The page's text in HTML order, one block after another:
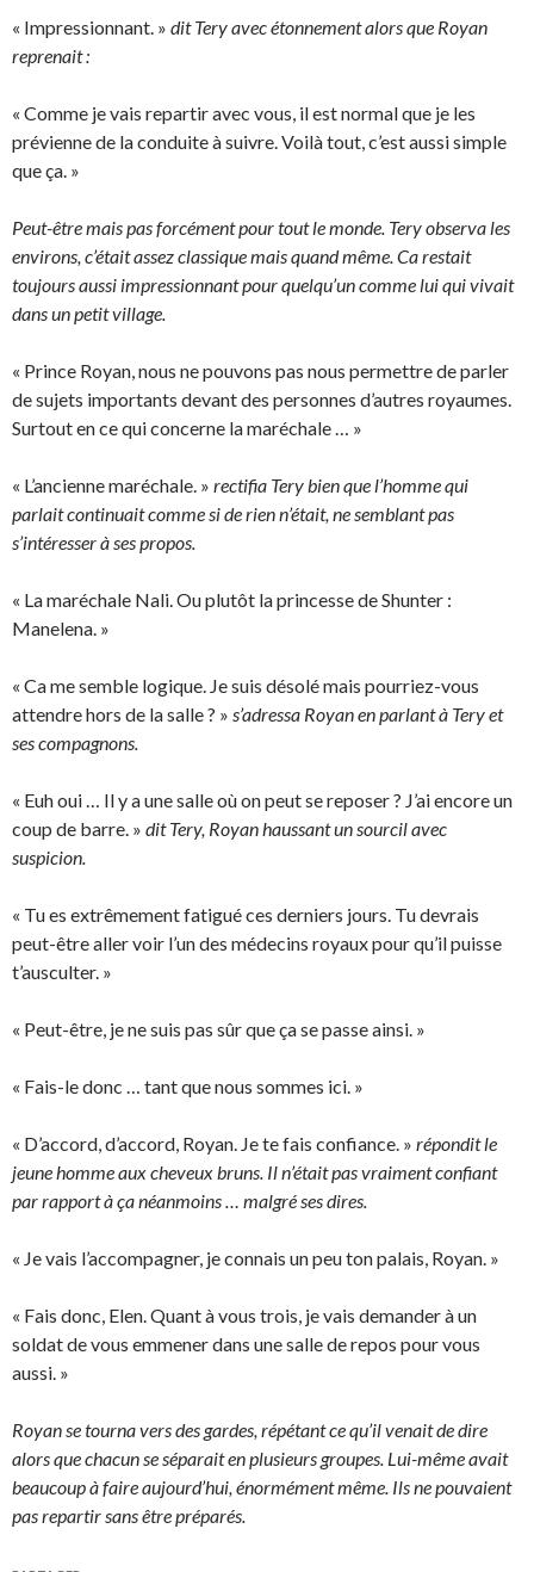
« Impressionnant. » dit Tery avec étonnement alors que Royan
reprenait :
« Comme je vais repartir avec vous, il est normal que je les
prévienne de la conduite à suivre. Voilà tout, c’est aussi simple
que ça. »
Peut-être mais pas forcément pour tout le monde. Tery observa les
environs, c’était assez classique mais quand même. Ca restait
toujours aussi impressionnant pour quelqu’un comme lui qui vivait
dans un petit village.
« Prince Royan, nous ne pouvons pas nous permettre de parler
de sujets importants devant des personnes d’autres royaumes.
Surtout en ce qui concerne la maréchale … »
« L’ancienne maréchale. » rectifia Tery bien que l’homme qui
parlait continuait comme si de rien n’était, ne semblant pas
s’intéresser à ses propos.
« La maréchale Nali. Ou plutôt la princesse de Shunter :
Manelena. »
« Ca me semble logique. Je suis désolé mais pourriez-vous
attendre hors de la salle ? » s’adressa Royan en parlant à Tery et
ses compagnons.
« Euh oui … Il y a une salle où on peut se reposer ? J’ai encore un
coup de barre. » dit Tery, Royan haussant un sourcil avec
suspicion.
« Tu es extrêmement fatigué ces derniers jours. Tu devrais
peut-être aller voir l’un des médecins royaux pour qu’il puisse
t’ausculter. »
« Peut-être, je ne suis pas sûr que ça se passe ainsi. »
« Fais-le donc … tant que nous sommes ici. »
« D’accord, d’accord, Royan. Je te fais confiance. » répondit le
jeune homme aux cheveux bruns. Il n’était pas vraiment confiant
par rapport à ça néanmoins … malgré ses dires.
« Je vais l’accompagner, je connais un peu ton palais, Royan. »
« Fais donc, Elen. Quant à vous trois, je vais demander à un
soldat de vous emmener dans une salle de repos pour vous
aussi. »
Royan se tourna vers des gardes, répétant ce qu’il venait de dire
alors que chacun se séparait en plusieurs groupes. Lui-même avait
beaucoup à faire aujourd’hui, énormément même. Ils ne pouvaient
pas repartir sans être préparés.